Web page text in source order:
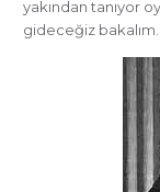
yakından tanıyor
gideceğiz bakalım…